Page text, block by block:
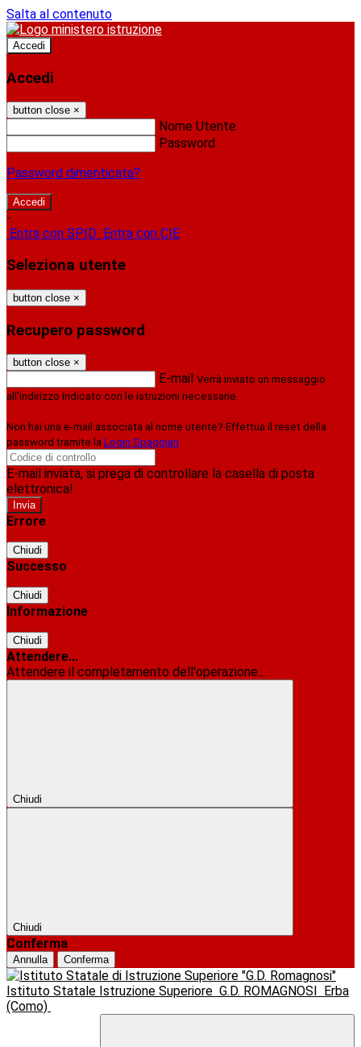
Salta al contenuto
Accedi
Accedi
button close ×
Nome Utente
Password
Password dimenticata?
-
Entra con SPID Entra con CIE
Seleziona utente
button close ×
Recupero password
button close ×
E-mail Verrà inviato un messaggio
all'indirizzo indicato con le istruzioni necessarie.
Non hai una e-mail associata al nome utente? Effettua il reset della
password tramite la Login Spaggiari
E-mail inviata, si prega di controllare la casella di posta
elettronica!
Errore
Chiudi
Successo
Chiudi
Informazione
Chiudi
Attendere...
Attendere il completamento dell'operazione...
Chiudi
Chiudi
Conferma
Annulla Conferma
Istituto Statale Istruzione Superiore G.D. ROMAGNOSI
Erba
(Como)